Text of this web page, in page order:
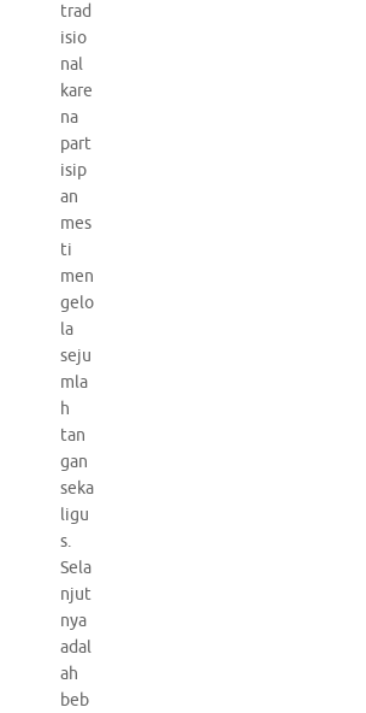
trad
isio
nal
kare
na
part
isip
an
mes
ti
men
gelo
la
seju
mla
h
tan
gan
seka
ligu
s.
Sela
njut
nya
adal
ah
beb